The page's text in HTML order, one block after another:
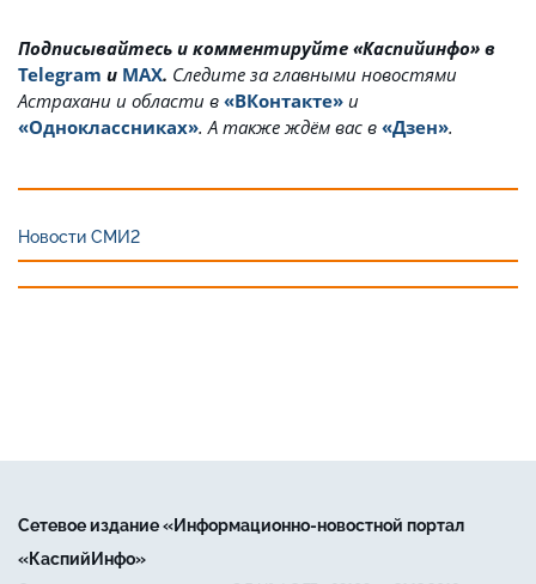
Подписывайтесь и комментируйте «Каспийинфо» в
Telegram и MAX. Cледите за главными новостями
Астрахани и области в «ВКонтакте» и
«Одноклассниках». А также ждём вас в «Дзен».
Новости СМИ2
Сетевое издание «Информационно-новостной портал
«КаспийИнфо»